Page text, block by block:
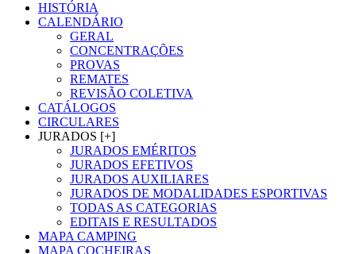
HISTÓRIA
CALENDÁRIO
GERAL
CONCENTRAÇÕES
PROVAS
REMATES
REVISÃO COLETIVA
CATÁLOGOS
CIRCULARES
JURADOS [+]
JURADOS EMÉRITOS
JURADOS EFETIVOS
JURADOS AUXILIARES
JURADOS DE MODALIDADES ESPORTIVAS
TODAS AS CATEGORIAS
EDITAIS E RESULTADOS
MAPA CAMPING
MAPA COCHEIRAS